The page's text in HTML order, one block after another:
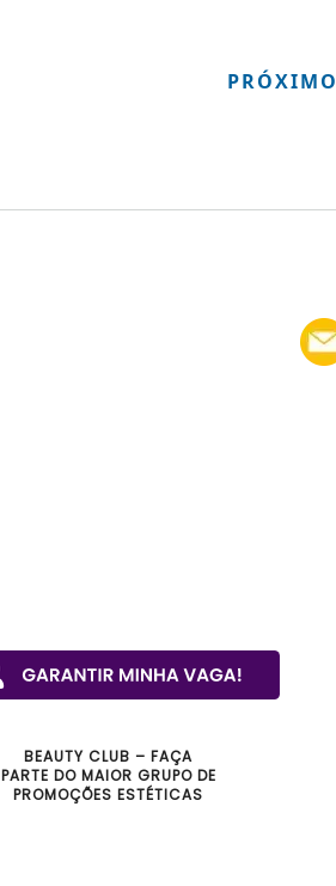
PRÓXIMO
BEAUTY CLUB – FAÇA
PARTE DO MAIOR GRUPO DE
PROMOÇÕES ESTÉTICAS